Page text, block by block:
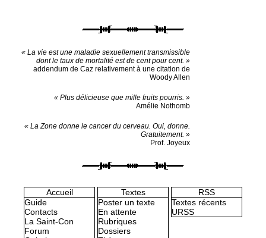
« La vie est une maladie sexuellement transmissible
dont le taux de mortalité est de cent pour cent. »
addendum de Caz relativement à une citation de
Woody Allen
« Plus délicieuse que mille fruits pourris. »
Amélie Nothomb
« La Zone donne le cancer du cerveau. Oui, donne.
Gratuitement. »
Prof. Joyeux
Accueil
Guide
Contacts
La Saint-Con
Forum
Textes
Poster un texte
En attente
Rubriques
Dossiers
RSS
Textes récents
URSS